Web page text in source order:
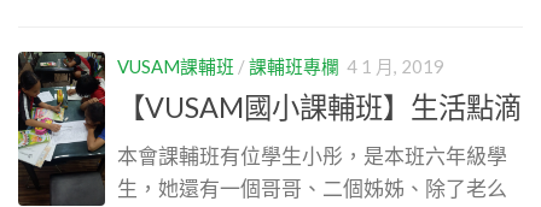
VUSAM課輔班 /課輔班專欄 4 1 月, 2019
【VUSAM國小課輔班】生活點滴
本會課輔班有位學生小彤，是本班六年級學
生，她還有一個哥哥、二個姊姊、除了老么